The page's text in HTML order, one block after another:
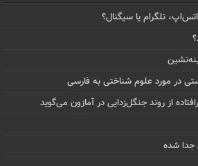
تلگرام یا سیگنال؟
در مورد علوم شناختی به فارسی
از روند جنگل‌زدایی در آمازون می‌گوید
جدا شده